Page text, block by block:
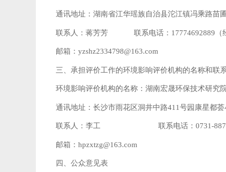
通讯地址：湖南省江华瑶族自治县沱江镇冯乘路苗
联系人：蒋芳芳 联系电话：17774692889（经
邮箱：yzshz2334798@163.com
三、承担评价工作的环境影响评价机构的名称和联
环境影响评价机构的名称：湖南宏晟环保技术研究
通讯地址：长沙市雨花区洞井中路411号园康星都
联系人：李工 联系电话：0731-
邮箱：hpzxtzg@163.com
四、公众意见表